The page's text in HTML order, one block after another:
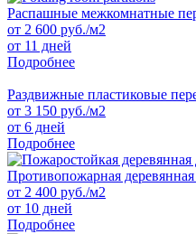
Распашные межкомнатные
от 2 600 руб./м2
от 11 дней
Подробнее
Раздвижные пластиковые
от 3 150 руб./м2
от 6 дней
Подробнее
Противопожарная
от 2 400 руб./м2
от 10 дней
Подробнее